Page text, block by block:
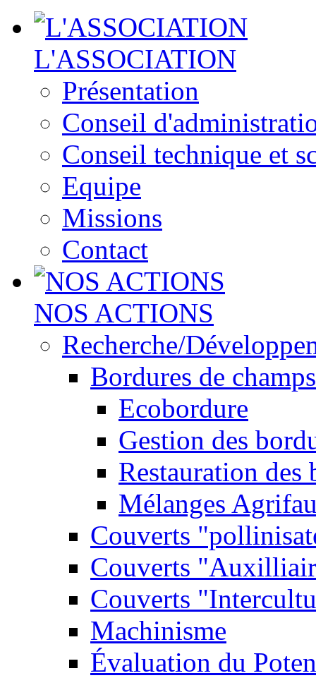
L'ASSOCIATION
Présentation
Conseil
Conseil technique et
Equipe
Missions
Contact
NOS ACTIONS
Recherche/
Bordures de champs
Ecobordure
Gestion des
Restauration des
Mélanges
Couverts
Couverts
Couverts
Machinisme
Évaluation du